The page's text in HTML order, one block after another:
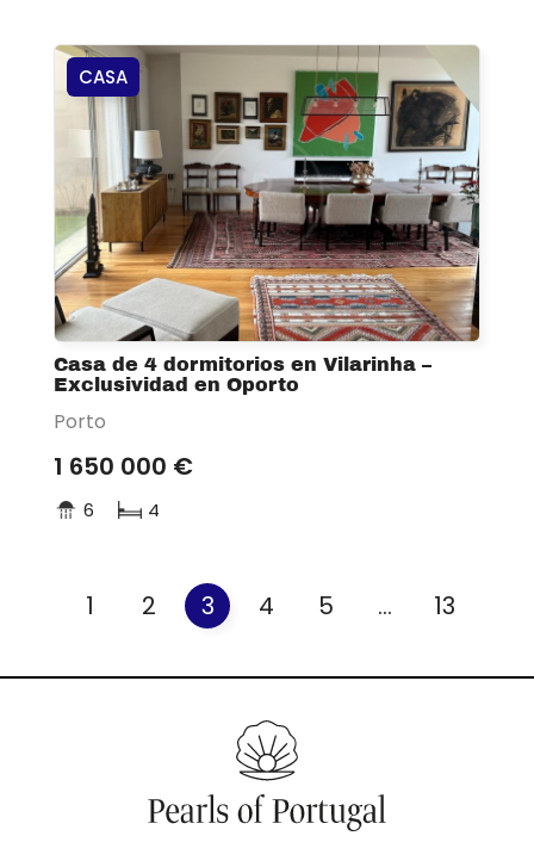
CASA
Casa de 4 dormitorios en Vilarinha –
Exclusividad en Oporto
Porto
1 650 000 €
6 4
1 2 3 4 5 ... 13